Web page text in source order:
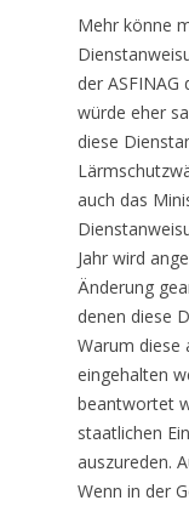
Mehr könne
der ASFINAG
würde eher
diese
auch das
Jahr wird
Änderung
denen diese
Warum diese
eingehalten
beantwortet
staatlichen
auszureden.
Wenn in der